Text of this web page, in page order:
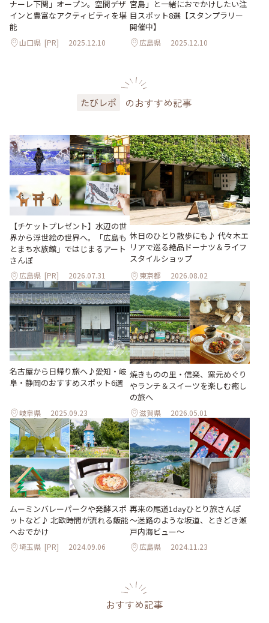
ナーレ下関」オープン。空間デザ
インと豊富なアクティビティを堪
能
山口県 [PR] 2025.12.10
宮島」と一緒におでかけしたい注
目スポット8選【スタンプラリー
開催中】
広島県 2025.12.10
たびレポ のおすすめ記事
【チケットプレゼント】水辺の世
界から浮世絵の世界へ。「広島も
とまち水族館」ではじまるアート
さんぽ
広島県 [PR] 2026.07.31
休日のひとり散歩にも♪ 代々木エ
リアで巡る絶品ドーナツ＆ライフ
スタイルショップ
東京都 2026.08.02
名古屋から日帰り旅へ♪愛知・岐
阜・静岡のおすすめスポット6選
岐阜県 2025.09.23
焼きものの里・信楽、窯元めぐり
やランチ＆スイーツを楽しむ癒し
の旅へ
滋賀県 2026.05.01
ムーミンバレーパークや発酵スポ
ットなど♪ 北欧時間が流れる飯能
へおでかけ
埼玉県 [PR] 2024.09.06
再来の尾道1dayひとり旅さんぽ
～迷路のような坂道、ときどき瀬
戸内海ビュー～
広島県 2024.11.23
おすすめ記事